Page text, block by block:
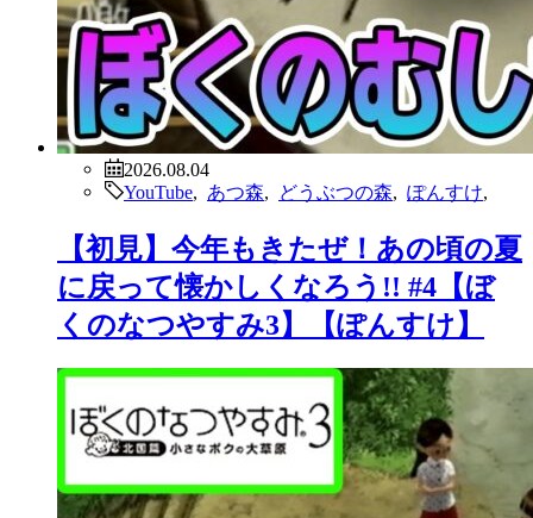
2026.08.04
YouTube
あつ森 どうぶつの森 ぽんすけ
【初見】今年もきたぜ！あの頃の夏
に戻って懐かしくなろう!! #4【ぼ
くのなつやすみ3】【ぽんすけ】